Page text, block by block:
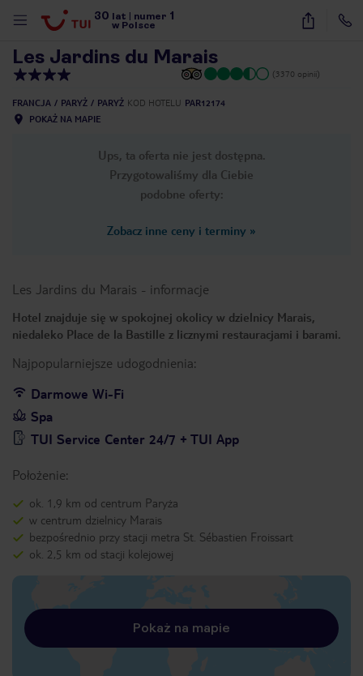
30 lat numer 1
w Polsce
10
Les Jardins du Marais
(3370 opinii)
FRANCJA PARYŻ PARYŻ KOD HOTELU PAR12174
POKAŻ NA MAPIE
Ups, ta oferta nie jest dostępna.
Przygotowaliśmy dla Ciebie
podobne oferty:
Zobacz inne ceny i terminy »
Les Jardins du Marais - informacje
Hotel znajduje się w spokojnej okolicy w dzielnicy Marais,
niedaleko Place de la Bastille z licznymi restauracjami i barami.
Najpopularniejsze udogodnienia:
Darmowe Wi-Fi
Spa
TUI Service Center 24/7 + TUI App
Położenie:
ok. 1,9 km od centrum Paryża
w centrum dzielnicy Marais
bezpośrednio przy stacji metra St. Sébastien Froissart
ok. 2,5 km od stacji kolejowej
Pokaż na mapie